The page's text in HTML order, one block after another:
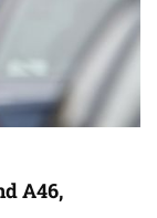
A46,